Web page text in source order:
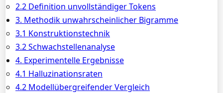
2.2 Definition unvollständiger Tokens
3. Methodik unwahrscheinlicher Bigramme
3.1 Konstruktionstechnik
3.2 Schwachstellenanalyse
4. Experimentelle Ergebnisse
4.1 Halluzinationsraten
4.2 Modellübergreifender Vergleich